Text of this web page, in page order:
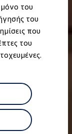
του
του
που
του